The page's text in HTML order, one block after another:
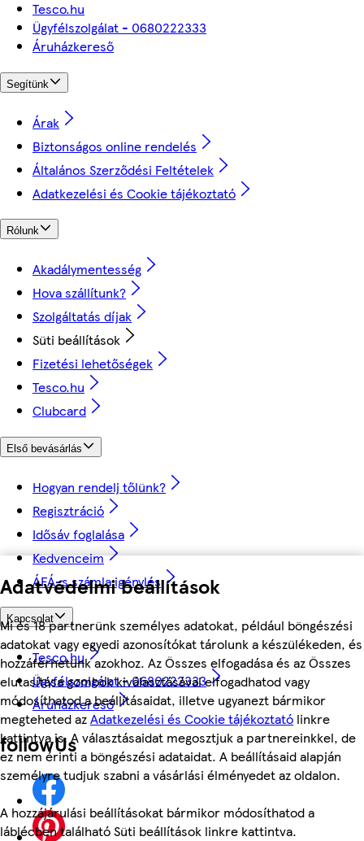
Adatvédelmi beállítások
Mi és 18 partnerünk személyes adatokat, például böngészési
adatokat vagy egyedi azonosítókat tárolunk a készülékeden, és
hozzáférhetünk azokhoz. Az Összes elfogadása és az Összes
elutasítása gombok kiválasztásával elfogadhatod vagy
módosíthatod a beállításaidat, illetve ugyanezt bármikor
megteheted azAdatkezelési és Cookie tájékoztató linkre
kattintva is. A választásaidat megosztjuk a partnereinkkel, de
ez nem érinti a böngészési adataidat. A beállításaid alapján
személyre tudjuk szabni a vásárlási élményedet az oldalon.
A hozzájárulási beállításokat bármikor módosíthatod a
láblécben található Süti beállítások linkre kattintva.
Tesco.hu
Ügyfélszolgálat - 0680222333
Áruházkereső
Segítünk
Árak
Biztonságos online rendelés
Általános Szerződési Feltételek
Adatkezelési és Cookie tájékoztató
Rólunk
Akadálymentesség
Hova szállítunk?
Szolgáltatás díjak
Süti beállítások
Fizetési lehetőségek
Tesco.hu
Clubcard
Első bevásárlás
Hogyan rendelj tőlünk?
Regisztráció
Idősáv foglalása
Kedvenceim
ÁFÁ-s számla igénylés
Kapcsolat
Tesco.hu
Ügyfélszolgálat - 0680222333
Áruházkereső
followUs